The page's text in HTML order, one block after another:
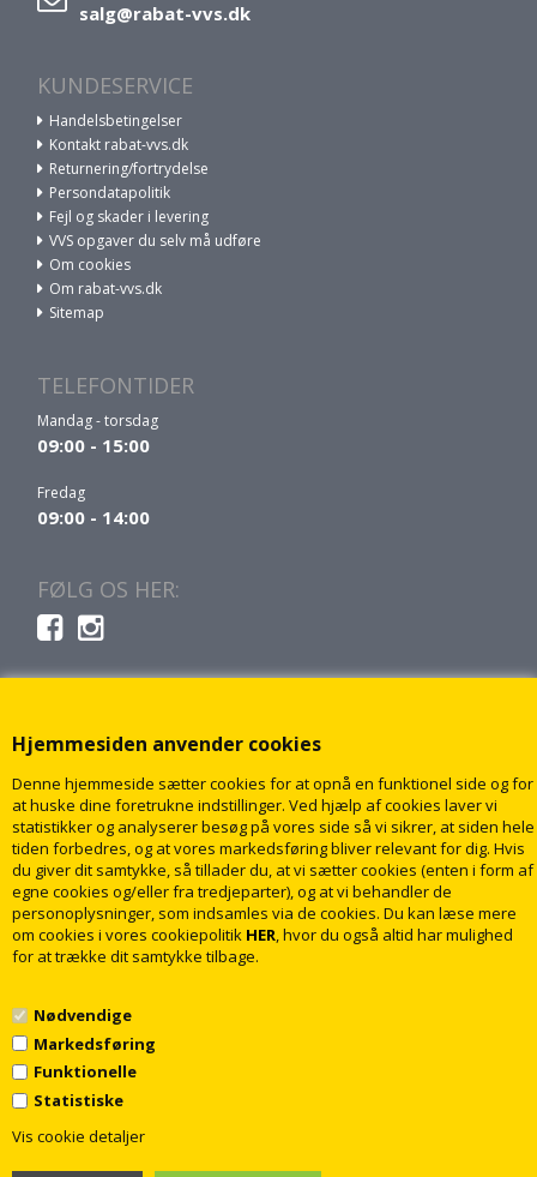
Hjemmesiden anvender cookies
Denne hjemmeside sætter cookies for at opnå en funktionel side og for
at huske dine foretrukne indstillinger. Ved hjælp af cookies laver vi
statistikker og analyserer besøg på vores side så vi sikrer, at siden hele
tiden forbedres, og at vores markedsføring bliver relevant for dig. Hvis
du giver dit samtykke, så tillader du, at vi sætter cookies (enten i form af
egne cookies og/eller fra tredjeparter), og at vi behandler de
personoplysninger, som indsamles via de cookies. Du kan læse mere
om cookies i vores cookiepolitik HER, hvor du også altid har mulighed
for at trække dit samtykke tilbage.
Nødvendige
Markedsføring
Funktionelle
Statistiske
Vis cookie detaljer
salg@rabat-vvs.dk
KUNDESERVICE
Handelsbetingelser
Kontakt rabat-vvs.dk
Returnering/fortrydelse
Persondatapolitik
Fejl og skader i levering
VVS opgaver du selv må udføre
Om cookies
Om rabat-vvs.dk
Sitemap
TELEFONTIDER
Mandag - torsdag
09:00 - 15:00
Fredag
09:00 - 14:00
FØLG OS HER:
© 2009 - 2018 rabatvvs.dk. Alle rettigheder forbeholdt